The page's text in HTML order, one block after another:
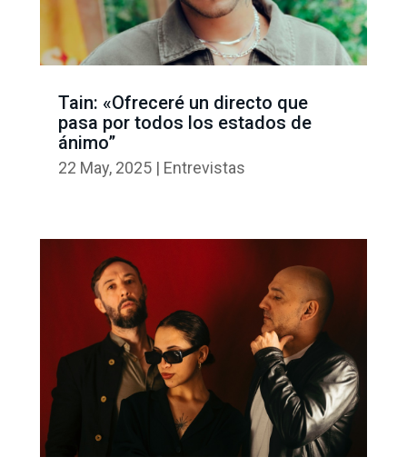
Tain: «Ofreceré un directo que
pasa por todos los estados de
ánimo”
22 May, 2025| Entrevistas